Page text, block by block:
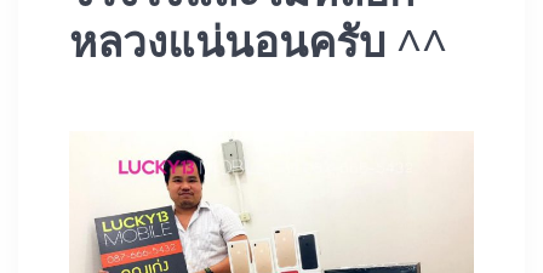
หลวงแน่นอนครับ ^^